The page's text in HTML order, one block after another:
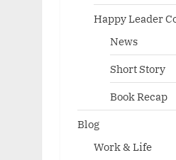
Happy Leader
News
Short Story
Book Recap
Blog
Work & Life